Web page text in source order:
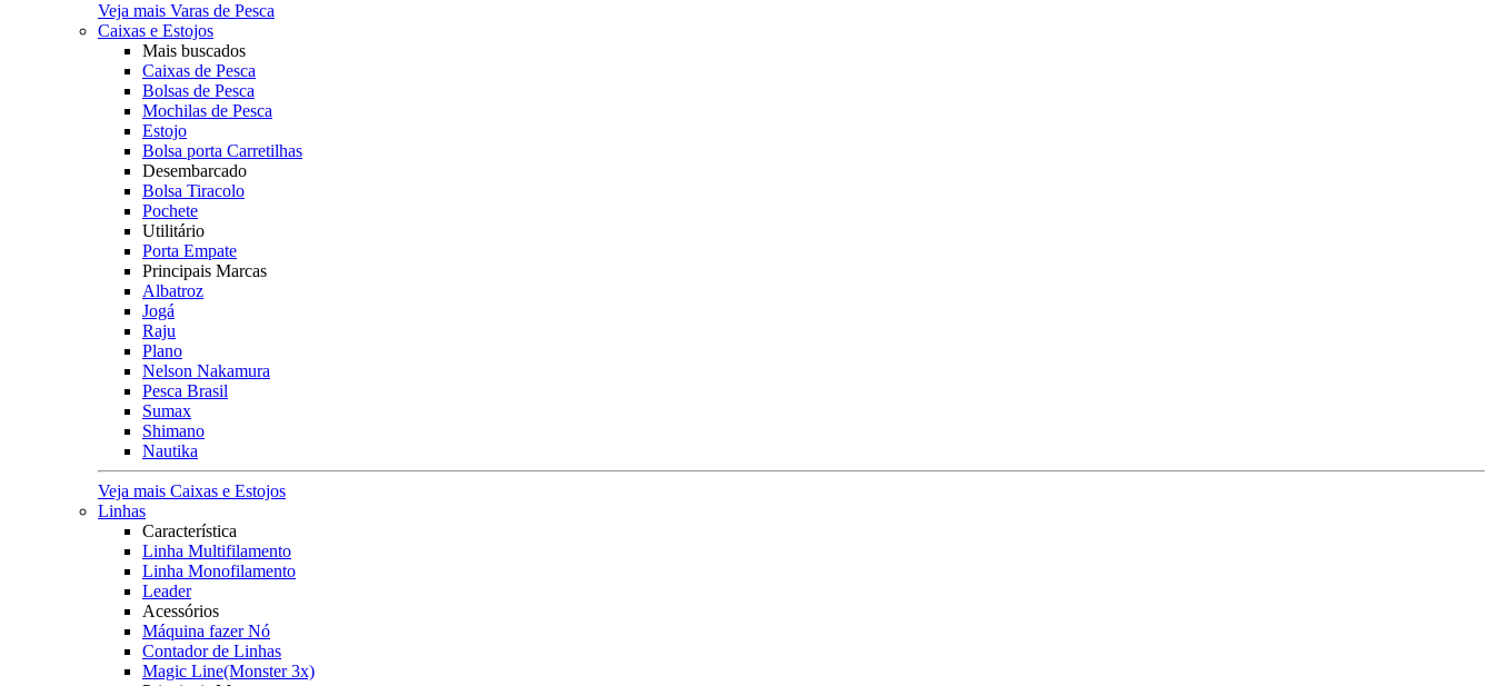
Veja mais Varas de Pesca
Caixas e Estojos
Mais buscados
Caixas de Pesca
Bolsas de Pesca
Mochilas de Pesca
Estojo
Bolsa porta Carretilhas
Desembarcado
Bolsa Tiracolo
Pochete
Utilitário
Porta Empate
Principais Marcas
Albatroz
Jogá
Raju
Plano
Nelson Nakamura
Pesca Brasil
Sumax
Shimano
Nautika
Veja mais Caixas e Estojos
Linhas
Característica
Linha Multifilamento
Linha Monofilamento
Leader
Acessórios
Máquina fazer Nó
Contador de Linhas
Magic Line(Monster 3x)